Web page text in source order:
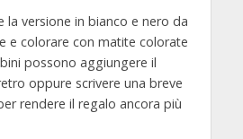
la versione in bianco e nero da
e colorare con matite colorate
possono aggiungere il
oppure scrivere una breve
rendere il regalo ancora più